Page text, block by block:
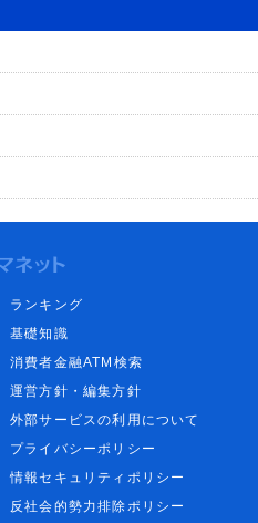
ランキング
基礎知識
消費者金融ATM検索
運営方針・編集方針
外部サービスの利用について
プライバシーポリシー
情報セキュリティポリシー
反社会的勢力排除ポリシー